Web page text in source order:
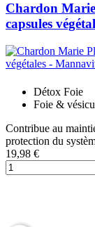
Chardon
capsules
Détox Foie
Foie &
Contribue au
protection du
19,98 €